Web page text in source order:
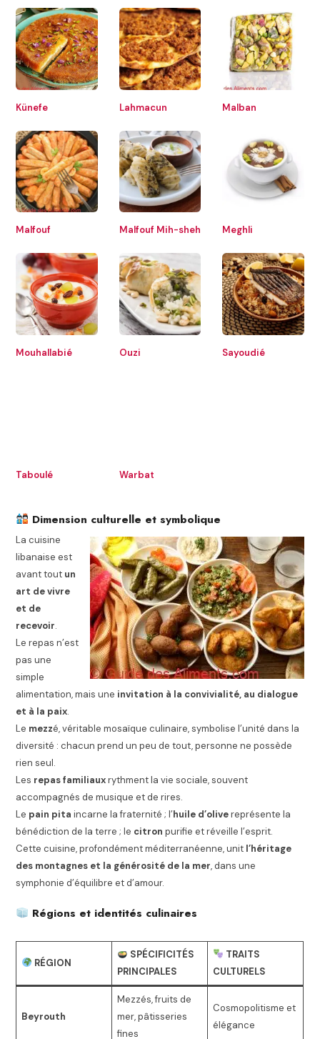
Künefe Lahmacun Malban
Malfouf Malfouf Mih-sheh Meghli
Mouhallabié Ouzi Sayoudié
Taboulé Warbat
Dimension culturelle et symbolique
La cuisine
libanaise est
avant tout un
art de vivre
et de
recevoir.
Le repas n’est
pas une
simple
alimentation, mais une invitation à la convivialité, au dialogue
et à la paix.
Le mezzé, véritable mosaïque culinaire, symbolise l’unité dans la
diversité : chacun prend un peu de tout, personne ne possède
rien seul.
Les repas familiauxrythment la vie sociale, souvent
accompagnés de musique et de rires.
Le pain pita incarne la fraternité ; l’huile d’olivereprésente la
bénédiction de la terre ; le citron purifie et réveille l’esprit.
Cette cuisine, profondément méditerranéenne, unit l’héritage
des montagnes et la générosité de la mer, dans une
symphonie d’équilibre et d’amour.
Régions et identités culinaires
RÉGION
SPÉCIFICITÉS
PRINCIPALES
TRAITS
CULTURELS
Beyrouth
Mezzés, fruits de
mer, pâtisseries
fines
Cosmopolitisme et
élégance